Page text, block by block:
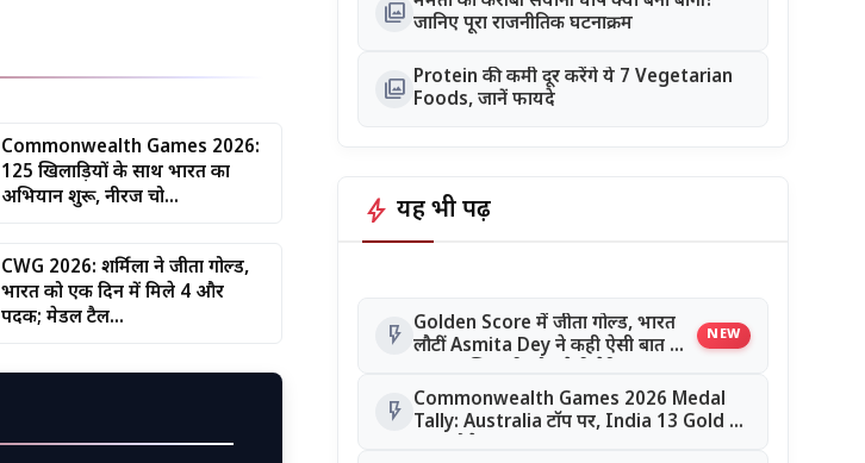
Commonwealth Games 2026:
125 खिलाड़ियों के साथ भारत का
अभियान शुरू, नीरज चो...
CWG 2026: शर्मिला ने जीता गोल्ड,
भारत को एक दिन में मिले 4 और
पदक; मेडल टैल...
photo_library जानिए पूरा राजनीतिक घटनाक्रम
photo_library Protein की कमी दूर करेंगे ये 7 Vegetarian
Foods, जानें फायदे
bolt यह भी पढ़ें
flash_on Golden Score में जीता गोल्ड, भारत
लौटीं Asmita Dey ने कही ऐसी बात जो
NEW
flash_on Commonwealth Games 2026 Medal
Tally: Australia टॉप पर, India 13 Gold के